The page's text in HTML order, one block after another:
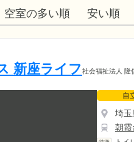
空室の多い順 安い順
新座ライフ社会福祉法人 隆
自
埼
朝霞